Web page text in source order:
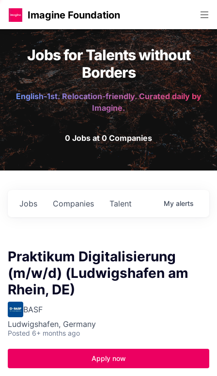
Imagine Foundation
Jobs for Talents without
Borders
English-1st. Relocation-friendly. Curated daily by
Imagine.
0 Jobs at 0 Companies
Jobs Companies Talent My alerts
Praktikum Digitalisierung
(m/w/d) (Ludwigshafen am
Rhein, DE)
BASF
Ludwigshafen, Germany
Posted 6+ months ago
Apply now